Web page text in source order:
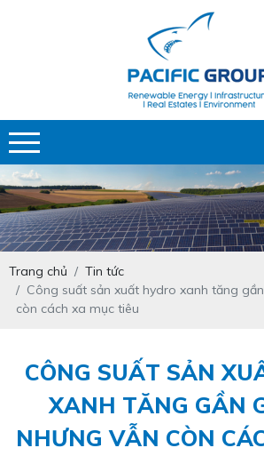
Trang chủ
Tin tức
Công suất sản xuất hydro xanh tăng
còn cách xa mục tiêu
CÔNG SUẤT SẢN
XANH TĂNG GẦN
NHƯNG VẪN CÒN